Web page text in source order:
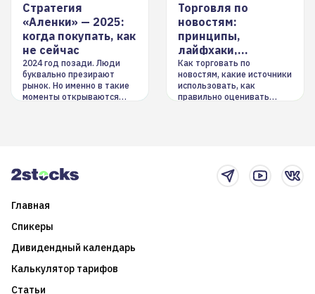
Стратегия
«Аленки» — 2025:
когда покупать, как
не сейчас
2024 год позади. Люди
буквально презирают
рынок. Но именно в такие
моменты открываются
Торговля по
новостям:
принципы,
лайфхаки,
инструменты
Как торговать по
новостям, какие источники
использовать, как
правильно оценивать
Главная
Спикеры
Дивидендный календарь
Калькулятор тарифов
Статьи